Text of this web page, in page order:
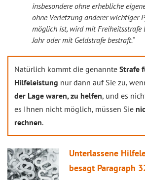
insbesondere ohne erhebliche
ohne Verletzung anderer wichtiger
möglich ist, wird mit Freiheitsstrafe
Jahr oder mit Geldstrafe bestraft.“
Natürlich kommt die genannte Strafe
Hilfeleistung nur dann auf Sie zu,
der Lage waren, zu helfen, und es
es Ihnen nicht möglich, müssen Sie
rechnen.
Unterlassene
besagt Paragraph